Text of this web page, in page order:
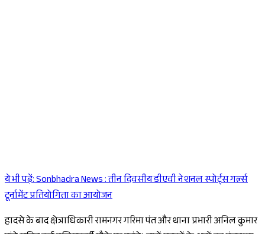
Sponsored
ये भी पढ़ें:Sonbhadra News : तीन दिवसीय डीएवी नेशनल स्पोर्ट्स गर्ल्स
टूर्नामेंट प्रतियोगिता का आयोजन
हादसे के बाद क्षेत्राधिकारी रामनगर गरिमा पंत और थाना प्रभारी अनिल कुमार